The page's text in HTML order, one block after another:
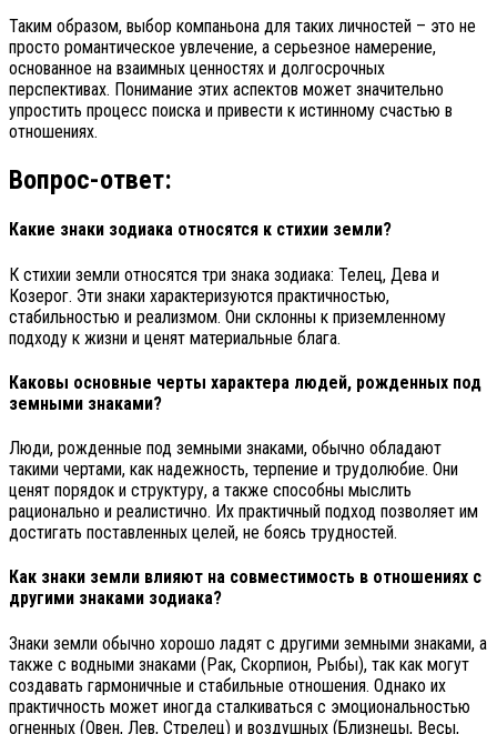
Таким образом, выбор компаньона для таких личностей – это не
просто романтическое увлечение, а серьезное намерение,
основанное на взаимных ценностях и долгосрочных
перспективах. Понимание этих аспектов может значительно
упростить процесс поиска и привести к истинному счастью в
отношениях.
Вопрос-ответ:
Какие знаки зодиака относятся к стихии земли?
К стихии земли относятся три знака зодиака: Телец, Дева и
Козерог. Эти знаки характеризуются практичностью,
стабильностью и реализмом. Они склонны к приземленному
подходу к жизни и ценят материальные блага.
Каковы основные черты характера людей, рожденных под
земными знаками?
Люди, рожденные под земными знаками, обычно обладают
такими чертами, как надежность, терпение и трудолюбие. Они
ценят порядок и структуру, а также способны мыслить
рационально и реалистично. Их практичный подход позволяет им
достигать поставленных целей, не боясь трудностей.
Как знаки земли влияют на совместимость в отношениях с
другими знаками зодиака?
Знаки земли обычно хорошо ладят с другими земными знаками, а
также с водными знаками (Рак, Скорпион, Рыбы), так как могут
создавать гармоничные и стабильные отношения. Однако их
практичность может иногда сталкиваться с эмоциональностью
огненных (Овен, Лев, Стрелец) и воздушных (Близнецы, Весы,